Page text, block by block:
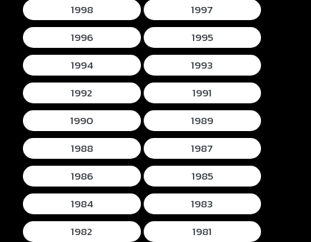
1998
1997
1996
1995
1994
1993
1992
1991
1990
1989
1988
1987
1986
1985
1984
1983
1982
1981